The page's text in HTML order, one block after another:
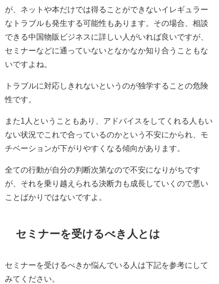
が、ネットや本だけでは得ることができないイレギュラー
なトラブルも発生する可能性もあります。その場合、相談
できる中国物販ビジネスに詳しい人がいれば良いですが、
セミナーなどに通っていないとなかなか知り合うこともな
いですよね。
トラブルに対応しきれないというのが独学することの危険
性です。
また1人ということもあり、アドバイスをしてくれる人もい
ない状況でこれで合っているのかという不安にかられ、モ
チベーションが下がりやすくなる傾向があります。
全ての行動が自分の判断次第なので不安になりがちです
が、それを乗り越えられる決断力も成長していくので悪い
ことばかりではないですよ。
セミナーを受けるべき人とは
セミナーを受けるべきか悩んでいる人は下記を参考にして
みてください。